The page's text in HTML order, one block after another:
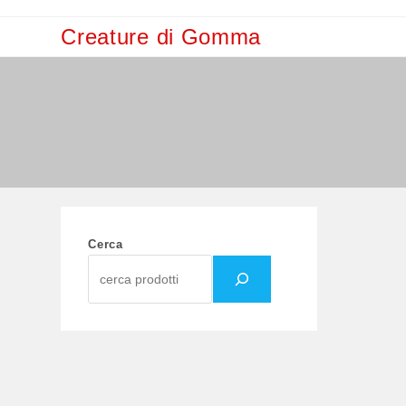
contenuto
Creature di Gomma
Cerca